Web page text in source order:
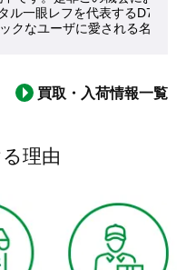
ル一眼レフを代表するD750
クなユーザに愛される名作一
買取・入荷情報一覧
理由